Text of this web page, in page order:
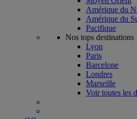
Amérique du
Amérique du
Pacifique
Nos tops destinations
Lyon
Paris
Barcelone
Londres
Marseille
Voir toutes les